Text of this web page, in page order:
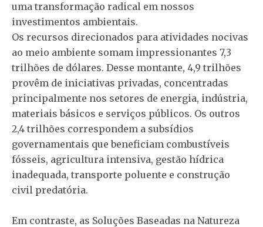
uma transformação radical em nossos
investimentos ambientais.
Os recursos direcionados para atividades nocivas
ao meio ambiente somam impressionantes 7,3
trilhões de dólares. Desse montante, 4,9 trilhões
provêm de iniciativas privadas, concentradas
principalmente nos setores de energia, indústria,
materiais básicos e serviços públicos. Os outros
2,4 trilhões correspondem a subsídios
governamentais que beneficiam combustíveis
fósseis, agricultura intensiva, gestão hídrica
inadequada, transporte poluente e construção
civil predatória.
Em contraste, as Soluções Baseadas na Natureza